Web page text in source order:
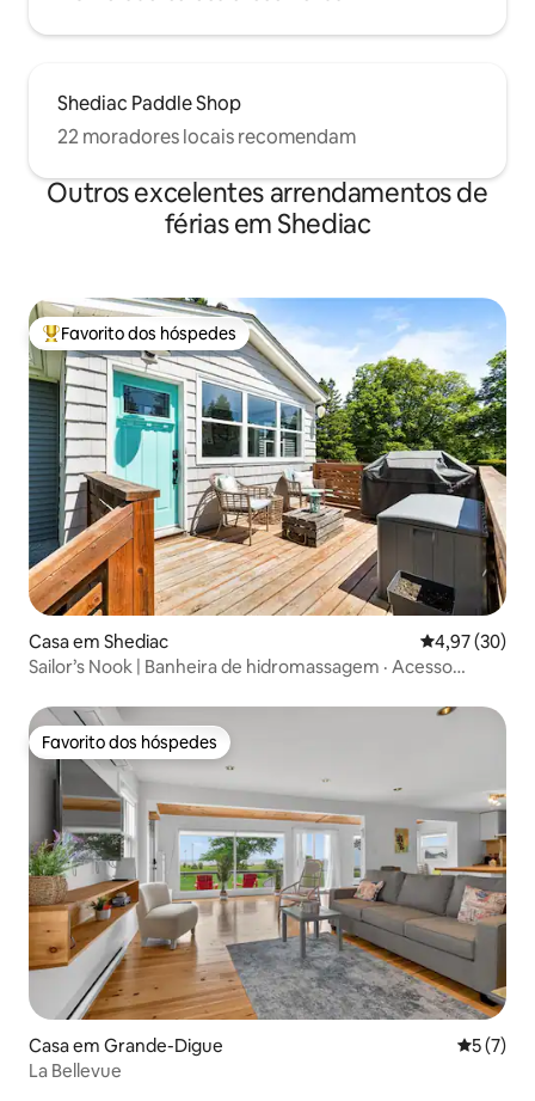
Shediac Paddle Shop
22 moradores locais recomendam
Outros excelentes arrendamentos de
férias em Shediac
Favoritos dos hóspedes mais apreciados
Favorito dos hóspedes
Casa em Shediac Classificação
4,97 (30)
Sailor’s Nook | Banheira de hidromassagem · Acesso
Favorito dos hóspedes
Favorito dos hóspedes
Casa em Grande-Digue
5 (7)
La Bellevue